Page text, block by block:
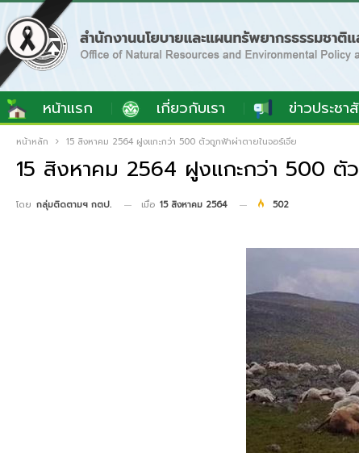
หน้าแรก เกี่ยวกับเรา ข่าวประช
หน้าหลัก 15 สิงหาคม 2564 ฝูงแกะกว่า 500 ตัวถูกฟ้าผ่าตายในจอร์เจีย
15 สิงหาคม 2564 ฝูงแกะกว่า 500 ตั
โดย กลุ่มติดตามฯ กตป. เมื่อ 15 สิงหาคม 2564 502